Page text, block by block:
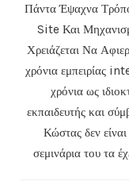
Πάντα Έψαχνα
Site Και
Χρειάζεται Να
χρόνια εμπειρίας
χρόνια ως
εκπαιδευτής και
Κώστας δεν
σεμινάρια του τα